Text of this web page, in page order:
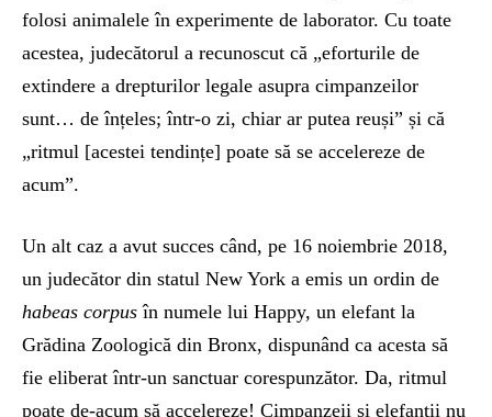
folosi animalele în experimente de laborator. Cu toate
acestea, judecătorul a recunoscut că „eforturile de
extindere a drepturilor legale asupra cimpanzeilor
sunt… de înțeles; într-o zi, chiar ar putea reuși” și că
„ritmul [acestei tendințe] poate să se accelereze de
acum”.
Un alt caz a avut succes când, pe 16 noiembrie 2018,
un judecător din statul New York a emis un ordin de
habeas corpus în numele lui Happy, un elefant la
Grădina Zoologică din Bronx, dispunând ca acesta să
fie eliberat într-un sanctuar corespunzător. Da, ritmul
poate de-acum să accelereze! Cimpanzeii și elefanții nu